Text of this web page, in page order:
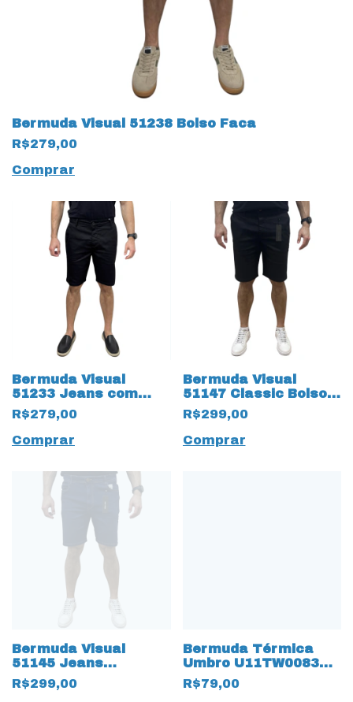
Bermuda Visual 51238 Bolso Faca
R$279,00
Comprar
Bermuda Visual
51233 Jeans com
Bolso Faca
R$279,00
Comprar
Bermuda Visual
51147 Classic Bolso
Faca Masculino Preto
R$299,00
Comprar
Bermuda Visual
51145 Jeans
Masculina Marinho
R$299,00
Bermuda Térmica
Umbro U11TW0083
Light com
Compressão Preto
R$79,00